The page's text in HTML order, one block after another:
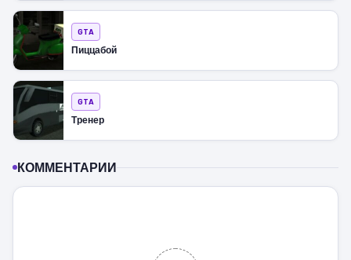
GTA
Пиццабой
GTA
Тренер
КОММЕНТАРИИ